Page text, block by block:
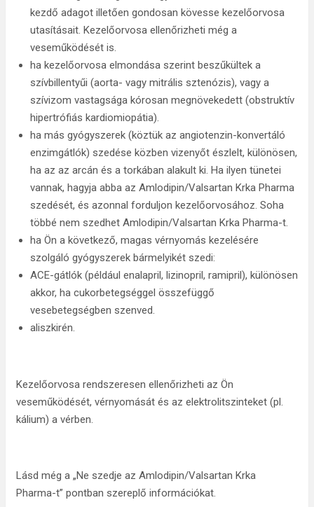
kezdő adagot illetően gondosan kövesse kezelőorvosa
utasításait. Kezelőorvosa ellenőrizheti még a
veseműködését is.
ha kezelőorvosa elmondása szerint beszűkültek a
szívbillentyűi (aorta- vagy mitrális sztenózis), vagy a
szívizom vastagsága kórosan megnövekedett (obstruktív
hipertrófiás kardiomiopátia).
ha más gyógyszerek (köztük az angiotenzin-konvertáló
enzimgátlók) szedése közben vizenyőt észlelt, különösen,
ha az az arcán és a torkában alakult ki. Ha ilyen tünetei
vannak, hagyja abba az Amlodipin/Valsartan Krka Pharma
szedését, és azonnal forduljon kezelőorvosához. Soha
többé nem szedhet Amlodipin/Valsartan Krka Pharma-t.
ha Ön a következő, magas vérnyomás kezelésére
szolgáló gyógyszerek bármelyikét szedi:
ACE-gátlók (például enalapril, lizinopril, ramipril), különösen
akkor, ha cukorbetegséggel összefüggő
vesebetegségben szenved.
aliszkirén.
Kezelőorvosa rendszeresen ellenőrizheti az Ön
veseműködését, vérnyomását és az elektrolitszinteket (pl.
kálium) a vérben.
Lásd még a „Ne szedje az Amlodipin/Valsartan Krka
Pharma-t” pontban szereplő információkat.